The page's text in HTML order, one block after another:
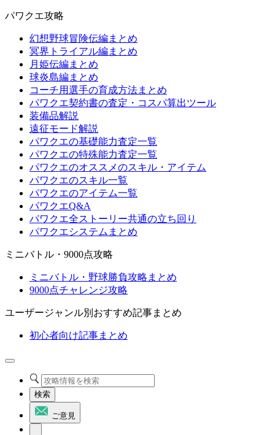
パワクエ攻略
幻想野球冒険伝編まとめ
冥界トライアル編まとめ
月姫伝編まとめ
球炎島編まとめ
コーチ用選手の育成方法まとめ
パワクエ契約書の査定・コスパ算出ツール
装備品解説
遠征モード解説
パワクエの基礎能力査定一覧
パワクエの特殊能力査定一覧
パワクエのオススメのスキル・アイテム
パワクエのスキル一覧
パワクエのアイテム一覧
パワクエQ&A
パワクエ全ストーリー共通の立ち回り
パワクエシステムまとめ
ミニバトル・9000点攻略
ミニバトル・野球勝負攻略まとめ
9000点チャレンジ攻略
ユーザージャンル別おすすめ記事まとめ
初心者向け記事まとめ
検索
ご意見